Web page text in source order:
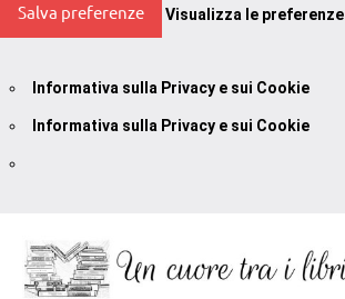
Salva preferenze Visualizza le preferenze
Informativa sulla Privacy e sui Cookie
Informativa sulla Privacy e sui Cookie
contenuto